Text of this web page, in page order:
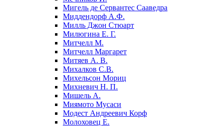
Мигель де Сервантес Сааведра
Миддендорф А.Ф.
Милль Джон Стюарт
Милюгина Е. Г.
Митчелл М.
Митчелл Маргарет
Митяев А. В.
Михалков С.В.
Михельсон Мориц
Михневич Н. П.
Мишель А.
Миямото Мусаси
Модест Андреевич Корф
Молоховец Е.